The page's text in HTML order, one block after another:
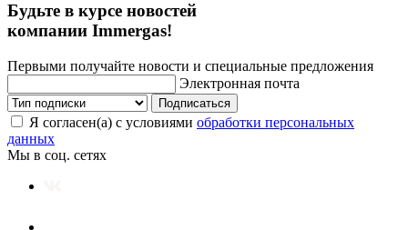
Будьте в курсе новостей
компании Immergas!
Первыми получайте новости и специальные предложения
Электронная почта
Подписаться
Я согласен(а) с условиями обработки персональных
данных
Мы в соц. сетях